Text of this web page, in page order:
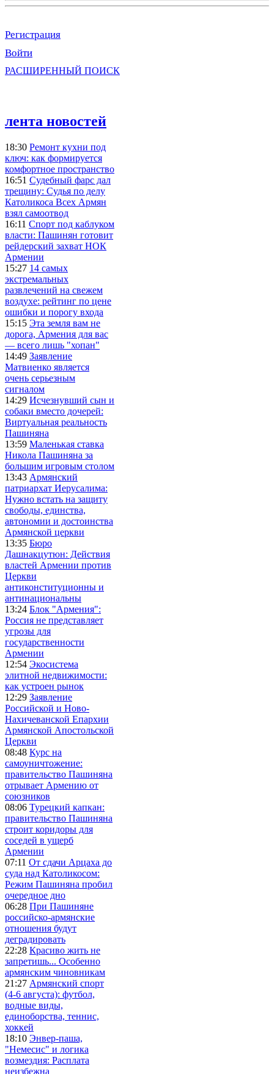
Регистрация
Войти
РАСШИРЕННЫЙ ПОИСК
лента новостей
18:30 Ремонт кухни под
ключ: как формируется
комфортное пространство
16:51 Судебный фарс дал
трещину: Судья по делу
Католикоса Всех Армян
взял самоотвод
16:11 Спорт под каблуком
власти: Пашинян готовит
рейдерский захват НОК
Армении
15:27 14 самых
экстремальных
развлечений на свежем
воздухе: рейтинг по цене
ошибки и порогу входа
15:15 Эта земля вам не
дорога, Армения для вас
— всего лишь "хопан"
14:49 Заявление
Матвиенко является
очень серьезным
сигналом
14:29 Исчезнувший сын и
собаки вместо дочерей:
Виртуальная реальность
Пашиняна
13:59 Маленькая ставка
Никола Пашиняна за
большим игровым столом
13:43 Армянский
патриархат Иерусалима:
Нужно встать на защиту
свободы, единства,
автономии и достоинства
Армянской церкви
13:35 Бюро
Дашнакцутюн: Действия
властей Армении против
Церкви
антиконституционны и
антинациональны
13:24 Блок "Армения":
Россия не представляет
угрозы для
государственности
Армении
12:54 Экосистема
элитной недвижимости:
как устроен рынок
12:29 Заявление
Российской и Ново-
Нахичеванской Епархии
Армянской Апостольской
Церкви
08:48 Курс на
самоуничтожение:
правительство Пашиняна
отрывает Армению от
союзников
08:06 Турецкий капкан:
правительство Пашиняна
строит коридоры для
соседей в ущерб
Армении
07:11 От сдачи Арцаха до
суда над Католикосом:
Режим Пашиняна пробил
очередное дно
06:28 При Пашиняне
российско-армянские
отношения будут
деградировать
22:28 Красиво жить не
запретишь... Особенно
армянским чиновникам
21:27 Армянский спорт
(4-6 августа): футбол,
водные виды,
единоборства, теннис,
хоккей
18:10 Энвер-паша,
"Немесис" и логика
возмездия: Расплата
неизбежна